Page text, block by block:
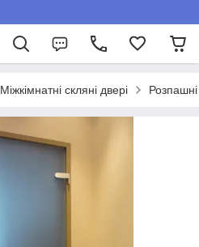
Міжкімнатні скляні двері Розпашні